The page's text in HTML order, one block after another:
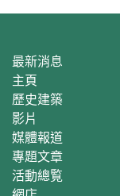
最新消息
主頁
歷史建築
影片
媒體報道
專題文章
活動總覧